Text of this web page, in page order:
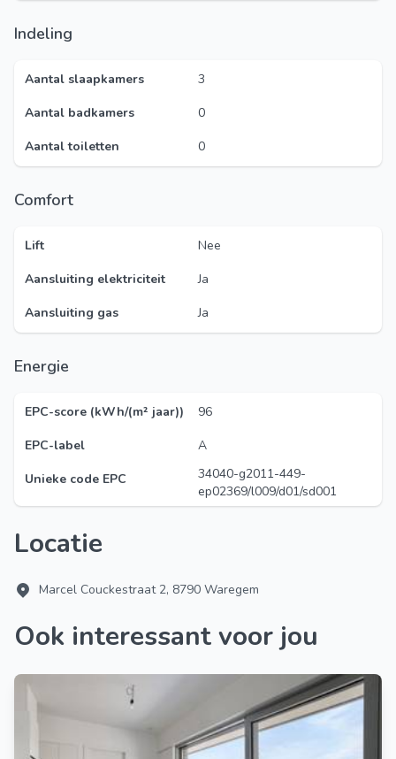
Indeling
Aantal slaapkamers
3
Aantal badkamers
0
Aantal toiletten
0
Comfort
Lift
Nee
Aansluiting elektriciteit
Ja
Aansluiting gas
Ja
Energie
EPC-score (kWh/(m² jaar))
96
EPC-label
A
Unieke code EPC
34040-g2011-449-
ep02369/l009/d01/sd001
Locatie
Marcel Couckestraat 2, 8790 Waregem
Ook interessant voor jou